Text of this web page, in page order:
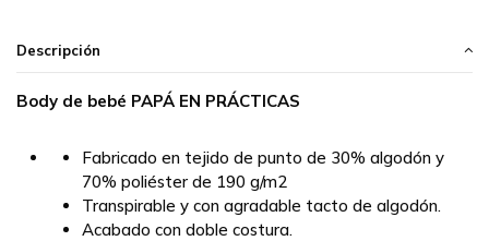
Descripción
Body de bebé PAPÁ EN PRÁCTICAS
Fabricado en tejido de punto de 30% algodón y
70% poliéster de 190 g/m2
Transpirable y con agradable tacto de algodón.
Acabado con doble costura.